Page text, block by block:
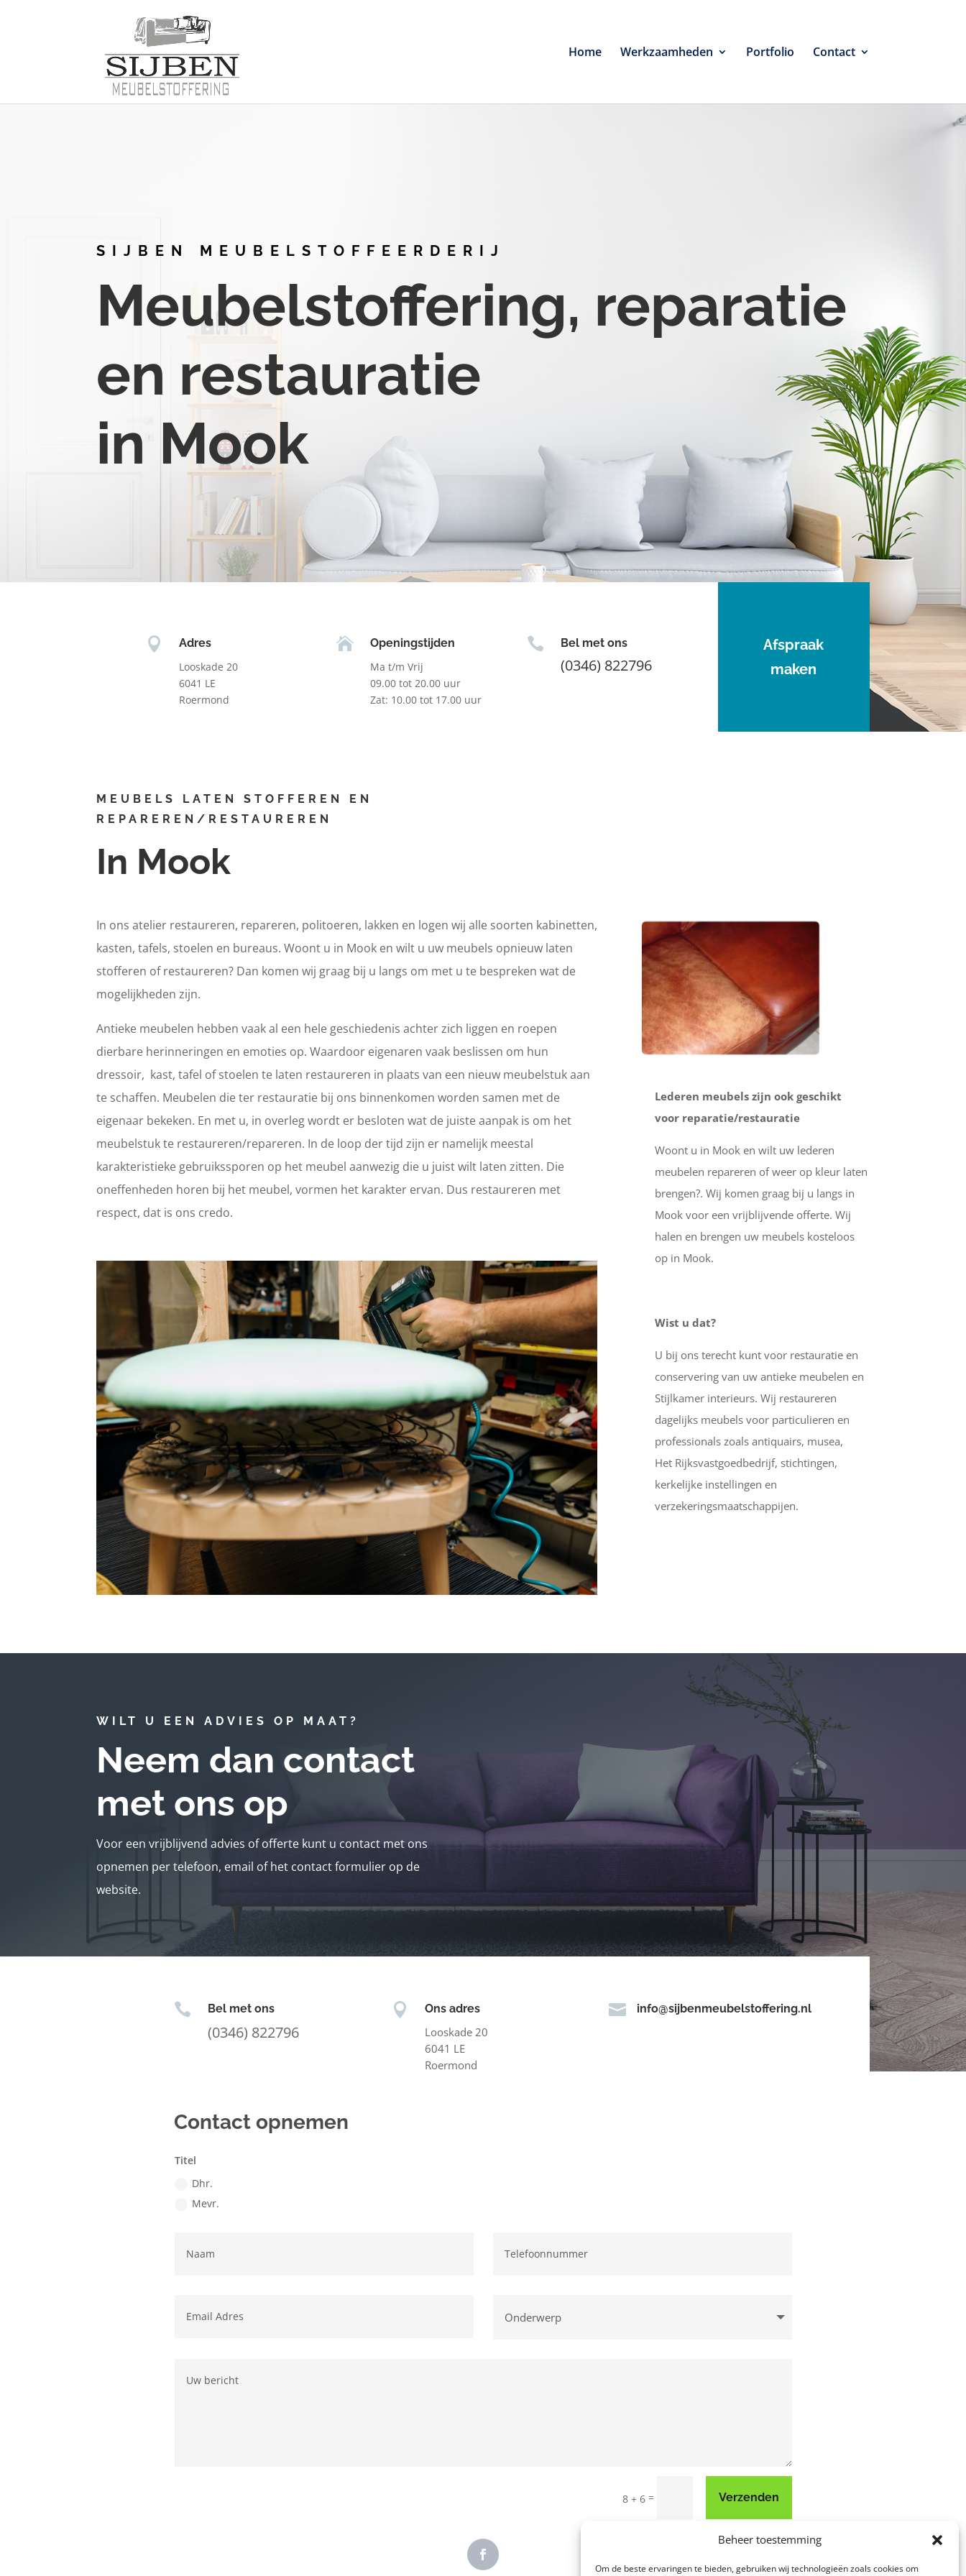
Beheer toestemming
Om de beste ervaringen te bieden, gebruiken wij technologieën zoals cookies om
Home Werkzaamheden Portfolio Contact
SIJBEN MEUBELSTOFFEERDERIJ
Meubelstoffering, reparatie
en restauratie
in Mook

Adres
Looskade 20
6041 LE
Roermond

Openingstijden
Ma t/m Vrij
09.00 tot 20.00 uur
Zat: 10.00 tot 17.00 uur
 Bel met ons
(0346) 822796
Afspraak
maken
MEUBELS LATEN STOFFEREN EN
REPAREREN/RESTAUREREN
In Mook
In ons atelier restaureren, repareren, politoeren, lakken en logen wij alle soorten kabinetten,
kasten, tafels, stoelen en bureaus. Woont u in Mook en wilt u uw meubels opnieuw laten
stofferen of restaureren? Dan komen wij graag bij u langs om met u te bespreken wat de
mogelijkheden zijn.
Antieke meubelen hebben vaak al een hele geschiedenis achter zich liggen en roepen
dierbare herinneringen en emoties op. Waardoor eigenaren vaak beslissen om hun
dressoir, kast, tafel of stoelen te laten restaureren in plaats van een nieuw meubelstuk aan
te schaffen. Meubelen die ter restauratie bij ons binnenkomen worden samen met de
eigenaar bekeken. En met u, in overleg wordt er besloten wat de juiste aanpak is om het
meubelstuk te restaureren/repareren. In de loop der tijd zijn er namelijk meestal
karakteristieke gebruikssporen op het meubel aanwezig die u juist wilt laten zitten. Die
oneffenheden horen bij het meubel, vormen het karakter ervan. Dus restaureren met
respect, dat is ons credo.
Lederen meubels zijn ook geschikt
voor reparatie/restauratie
Woont u in Mook en wilt uw lederen
meubelen repareren of weer op kleur laten
brengen?. Wij komen graag bij u langs in
Mook voor een vrijblijvende offerte. Wij
halen en brengen uw meubels kosteloos
op in Mook.
Wist u dat?
U bij ons terecht kunt voor restauratie en
conservering van uw antieke meubelen en
Stijlkamer interieurs. Wij restaureren
dagelijks meubels voor particulieren en
professionals zoals antiquairs, musea,
Het Rijksvastgoedbedrijf, stichtingen,
kerkelijke instellingen en
verzekeringsmaatschappijen.
WILT U EEN ADVIES OP MAAT?
Neem dan contact
met ons op
Voor een vrijblijvend advies of offerte kunt u contact met ons
opnemen per telefoon, email of het contact formulier op de
website.
 Bel met ons
(0346) 822796
 Ons adres
Looskade 20
6041 LE
Roermond
 info@sijbenmeubelstoffering.nl
Contact opnemen
Titel
Dhr.
Mevr.
8 + 6 = Verzenden